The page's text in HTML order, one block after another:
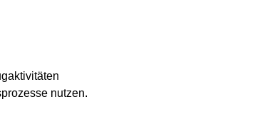
nutzen.